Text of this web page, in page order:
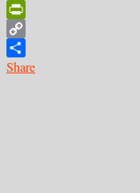
Facebook
PrintFriendly
Copy
Link
Share